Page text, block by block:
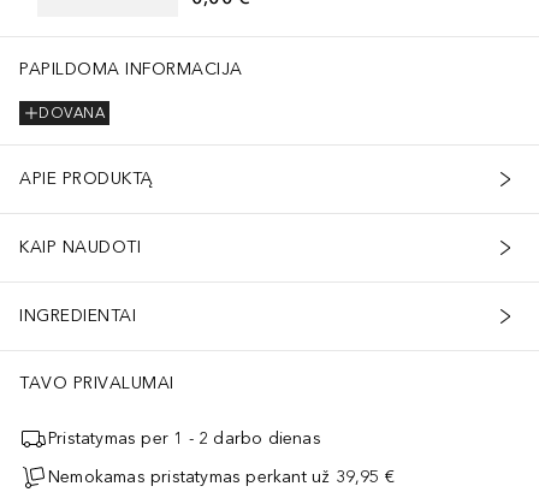
PAPILDOMA INFORMACIJA
DOVANA
APIE PRODUKTĄ
KAIP NAUDOTI
INGREDIENTAI
TAVO PRIVALUMAI
Pristatymas per 1 - 2 darbo dienas
Nemokamas pristatymas perkant už 39,95 €